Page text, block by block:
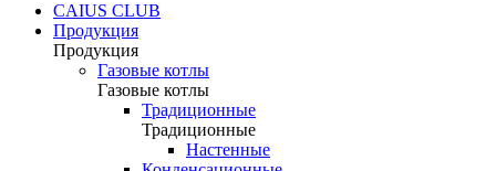
CAIUS CLUB
Продукция
Продукция
Газовые котлы
Газовые котлы
Традиционные
Традиционные
Настенные